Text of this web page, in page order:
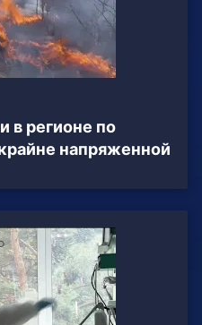
в регионе по
напряженной